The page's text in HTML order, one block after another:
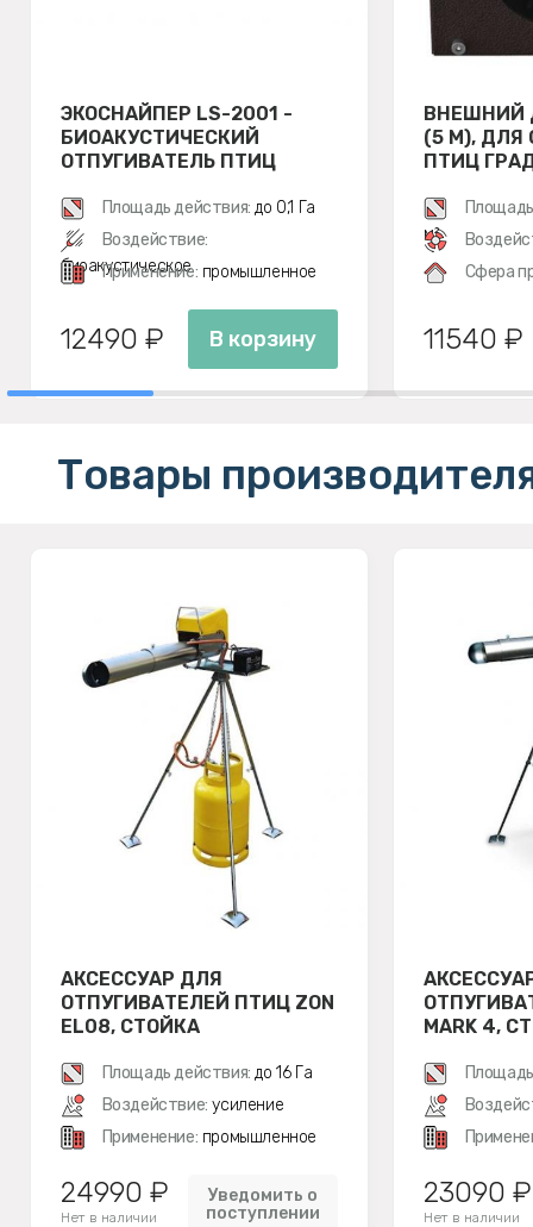
ЭКОСНАЙПЕР LS-2001 -
БИОАКУСТИЧЕСКИЙ
ОТПУГИВАТЕЛЬ ПТИЦ
Площадь действия: до 0,1 Га
Воздействие:
биоакустическое
Применение: промышленное
12490 ₽ В корзину
ВНЕШНИЙ
(5 М), ДЛЯ
ПТИЦ ГРАД
м²
Сфера
11540 ₽
Товары
АКСЕССУАР ДЛЯ
ОТПУГИВАТЕЛЕЙ ПТИЦ ZON
EL08, СТОЙКА
Площадь действия: до 16 Га
Воздействие: усиление
Применение: промышленное
24990 ₽
Нет в наличии
Уведомить о
поступлении
MARK 4,
23090 ₽
Нет в наличии